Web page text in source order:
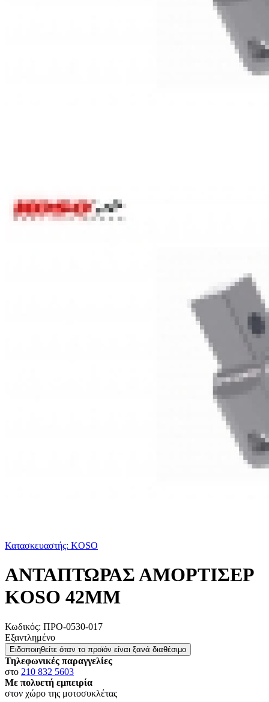
Κατασκευαστής: KOSO
ΑΝΤΑΠΤΩΡΑΣ ΑΜΟΡΤΙΣΕΡ
KOSO 42MM
Κωδικός: ΠΡΟ-0530-017
Εξαντλημένο
Ειδοποιηθείτε όταν το προϊόν είναι ξανά διαθέσιμο
Τηλεφωνικές παραγγελίες
στο 210 832 5603
Με πολυετή εμπειρία
στον χώρο της μοτοσυκλέτας